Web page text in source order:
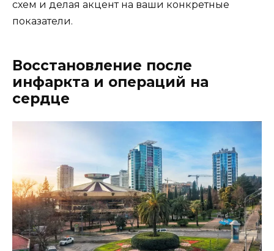
схем и делая акцент на ваши конкретные
показатели.
Восстановление после
инфаркта и операций на
сердце